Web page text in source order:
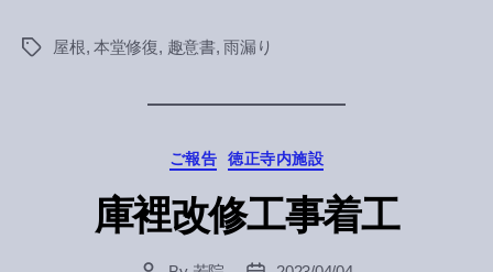
Tags 屋根, 本堂修復, 趣意書,雨漏り
Categories
ご報告 徳正寺内施設
庫裡改修工事着工